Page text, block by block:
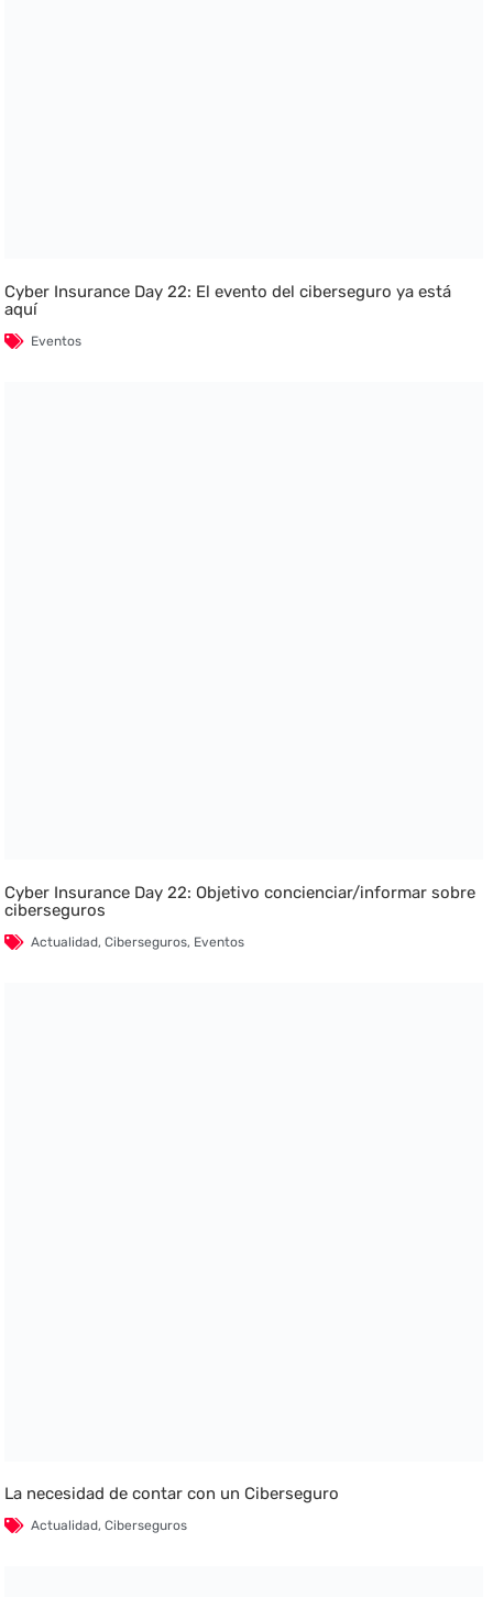
Cyber Insurance Day 22: El evento del ciberseguro ya está
aquí
Eventos
Cyber Insurance Day 22: Objetivo concienciar/informar sobre
ciberseguros
Actualidad,Ciberseguros, Eventos
La necesidad de contar con un Ciberseguro
Actualidad,Ciberseguros